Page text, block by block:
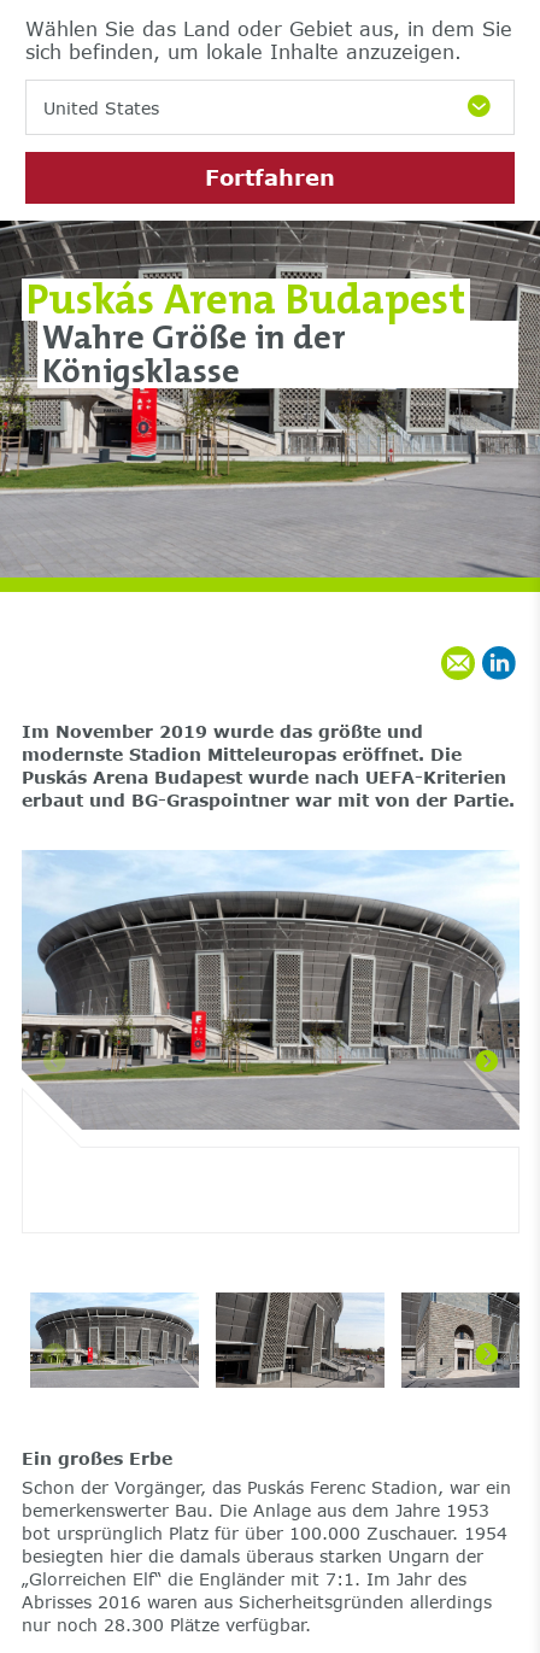
Wählen Sie das Land oder Gebiet aus, in dem Sie
sich befinden, um lokale Inhalte anzuzeigen.
United States
Fortfahren
Puskás Arena Budapest
Wahre Größe in der
Königsklasse
Im November 2019 wurde das größte und
modernste Stadion Mitteleuropas eröffnet. Die
Puskás Arena Budapest wurde nach UEFA-Kriterien
erbaut und BG-Graspointner war mit von der Partie.
Ein großes Erbe
Schon der Vorgänger, das Puskás Ferenc Stadion, war ein
bemerkenswerter Bau. Die Anlage aus dem Jahre 1953
bot ursprünglich Platz für über 100.000 Zuschauer. 1954
besiegten hier die damals überaus starken Ungarn der
„Glorreichen Elf“ die Engländer mit 7:1. Im Jahr des
Abrisses 2016 waren aus Sicherheitsgründen allerdings
nur noch 28.300 Plätze verfügbar.